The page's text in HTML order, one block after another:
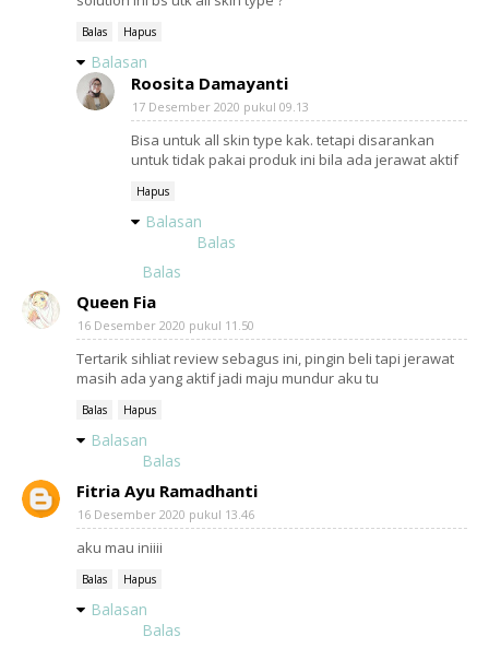
Balas Hapus
Balasan
Roosita Damayanti
17 Desember 2020 pukul 09.13
Bisa untuk all skin type kak. tetapi disarankan
untuk tidak pakai produk ini bila ada jerawat aktif
Hapus
Balasan
Balas
Balas
Queen Fia
16 Desember 2020 pukul 11.50
Tertarik sihliat review sebagus ini, pingin beli tapi jerawat
masih ada yang aktif jadi maju mundur aku tu
Balas Hapus
Balasan
Balas
Fitria Ayu Ramadhanti
16 Desember 2020 pukul 13.46
aku mau iniiii
Balas Hapus
Balasan
Balas